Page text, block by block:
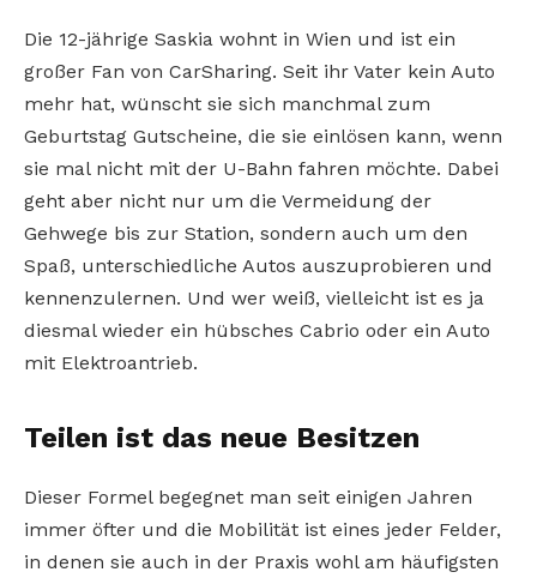
Die 12-jährige Saskia wohnt in Wien und ist ein
großer Fan von CarSharing. Seit ihr Vater kein Auto
mehr hat, wünscht sie sich manchmal zum
Geburtstag Gutscheine, die sie einlösen kann, wenn
sie mal nicht mit der U-Bahn fahren möchte. Dabei
geht aber nicht nur um die Vermeidung der
Gehwege bis zur Station, sondern auch um den
Spaß, unterschiedliche Autos auszuprobieren und
kennenzulernen. Und wer weiß, vielleicht ist es ja
diesmal wieder ein hübsches Cabrio oder ein Auto
mit Elektroantrieb.
Teilen ist das neue Besitzen
Dieser Formel begegnet man seit einigen Jahren
immer öfter und die Mobilität ist eines jeder Felder,
in denen sie auch in der Praxis wohl am häufigsten